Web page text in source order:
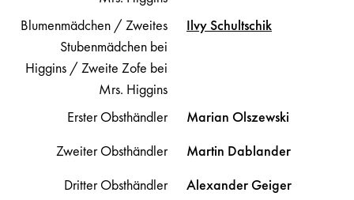
Blumenmädchen / Zweites
Stubenmädchen bei
Higgins / Zweite Zofe bei
Mrs. Higgins
IlvySchultschik
Erster Obsthändler Marian Olszewski
Zweiter Obsthändler
Martin Dablander
Dritter Obsthändler
AlexanderGeiger